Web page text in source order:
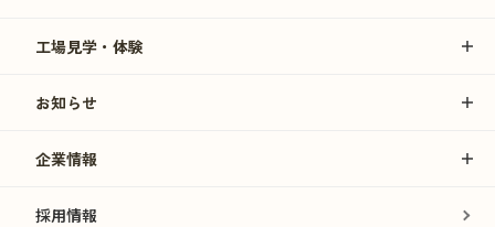
工場見学・体験
お知らせ
企業情報
採用情報